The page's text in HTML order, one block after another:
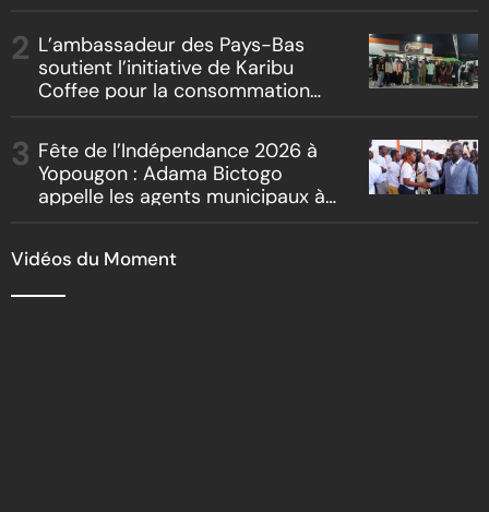
« Boss vs Boss »
L’ambassadeur des Pays-Bas
soutient l’initiative de Karibu
Coffee pour la consommation
reboisement
Fête de l’Indépendance 2026 à
Yopougon : Adama Bictogo
appelle les agents municipaux à
Vidéos du Moment